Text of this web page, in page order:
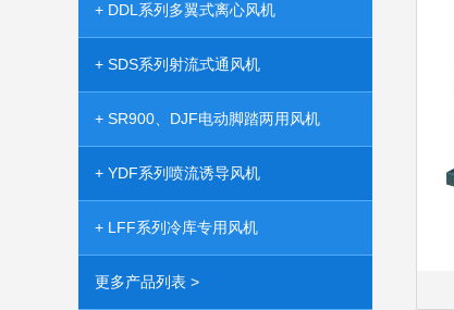
+ DDL系列多翼式离心风机
+ SDS系列射流式通风机
+ SR900、DJF电动脚踏两用风机
+ YDF系列喷流诱导风机
+ LFF系列冷库专用风机
更多产品列表 >